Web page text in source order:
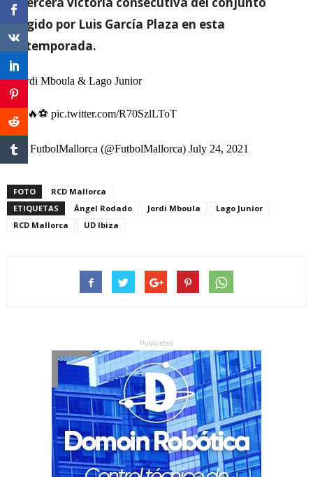
dirigido por Luis García Plaza en esta
pretemporada.
Jordi Mboula & Lago Junior
👺🔥⚽️ pic.twitter.com/R70SzlLToT
— FutbolMallorca (@FutbolMallorca) July 24, 2021
FOTO
RCD Mallorca
ETIQUETAS
Ángel Rodado Jordi Mboula
Lago Junior
RCD Mallorca
UD Ibiza
Publicidad